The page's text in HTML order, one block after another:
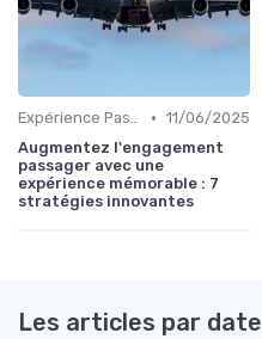
Expérience Passager • 11/06/2025
Augmentez l'engagement
passager avec une
expérience mémorable : 7
stratégies innovantes
Les articles par date